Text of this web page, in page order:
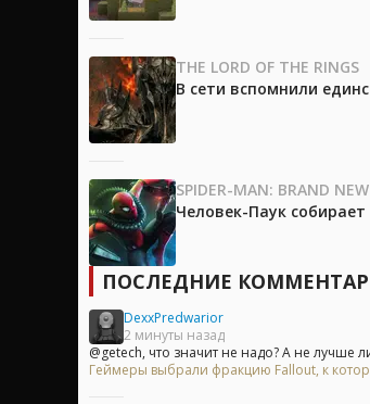
THE LORD OF THE RINGS
В сети вспомнили
SPIDER-MAN: BRAND
Человек-Паук
ПОСЛЕДНИЕ
DexxPredwarior
2 минуты назад
@getech, что значит не надо? А не лучше
Геймеры выбрали фракцию Fallout, к